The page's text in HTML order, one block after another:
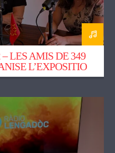
LES AMIS DE 349
L’EXPOSITION
EN